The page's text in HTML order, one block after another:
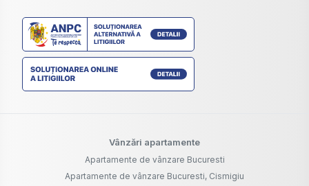
Vânzări apartamente
Apartamente de vânzare Bucuresti
Apartamente de vânzare Bucuresti, Cismigiu